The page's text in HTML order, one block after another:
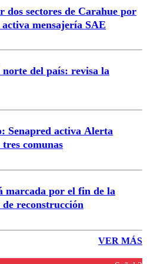
dos sectores de Carahue por
mensajería SAE
del país: revisa la
Senapred activa Alerta
comunas
marcada por el fin de la
reconstrucción
VER MÁS